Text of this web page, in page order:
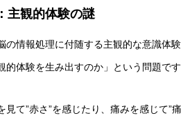
主観的体験の謎
の情報処理に付随する主観的な意識体
的体験を生み出すのか」という問題で
て”赤さ”を感じたり、痛みを感じて”